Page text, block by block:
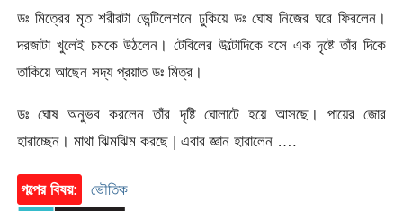
ডঃ মিত্রের মৃত শরীরটা ভেন্টিলেশনে ঢুকিয়ে ডঃ ঘোষ নিজের ঘরে ফিরলেন।
দরজাটা খুলেই চমকে উঠলেন। টেবিলের উল্টোদিকে বসে এক দৃষ্টে তাঁর দিকে
তাকিয়ে আছেন সদ্য প্রয়াত ডঃ মিত্র।
ডঃ ঘোষ অনুভব করলেন তাঁর দৃষ্টি ঘোলাটে হয়ে আসছে। পায়ের জোর
হারাচ্ছেন। মাথা ঝিমঝিম করছে | এবার জ্ঞান হারালেন ….
গল্পের বিষয়: ভৌতিক